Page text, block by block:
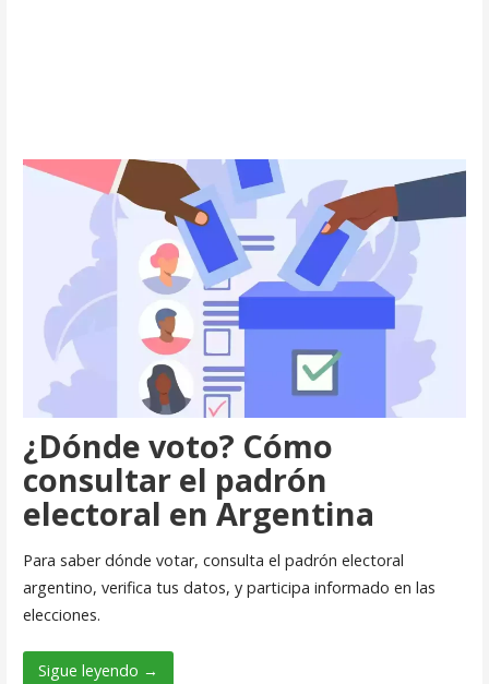
¿Dónde voto? Cómo
consultar el padrón
electoral en Argentina
Para saber dónde votar, consulta el padrón electoral
argentino, verifica tus datos, y participa informado en las
elecciones.
Sigue leyendo →